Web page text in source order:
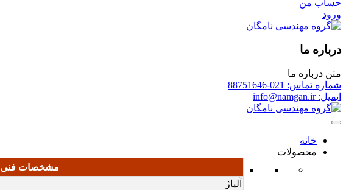
حساب من
ورود
درباره ما
متن درباره ما
شماره تماس: 021-88751646
ایمیل: info@namgan.ir
خانه
محصولات
مشخصات فنی
آلیاژ